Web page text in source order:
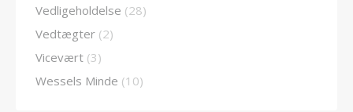
Vedligeholdelse (28)
Vedtægter (2)
Vicevært (3)
Wessels Minde (10)